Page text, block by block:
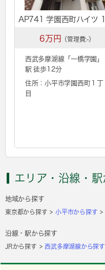
AP741 学園西町ハイツ
6万円 （管理費:-）
西武多摩湖線「一橋学園 」
駅 徒歩12分
住所：小平市学園西町１丁
目
エリア・沿線・
地域から探す
東京都から探す 小平市から探す
沿線・駅から探す
JRから探す 西武多摩湖線から探す